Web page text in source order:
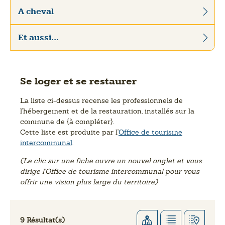
A cheval
Et aussi...
Se loger et se restaurer
La liste ci-dessus recense les professionnels de
l'hébergement et de la restauration, installés sur la
commune de {à compléter}.
Cette liste est produite par l'Office de tourisme
intercommunal.
(Le clic sur une fiche ouvre un nouvel onglet et vous
dirige l'Office de tourisme intercommunal pour vous
offrir une vision plus large du territoire)
9 Résultat(s)